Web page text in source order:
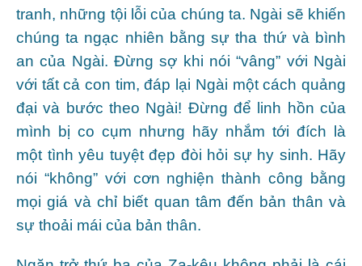
tranh, những tội lỗi của chúng ta. Ngài sẽ khiến
chúng ta ngạc nhiên bằng sự tha thứ và bình
an của Ngài. Đừng sợ khi nói “vâng” với Ngài
với tất cả con tim, đáp lại Ngài một cách quảng
đại và bước theo Ngài! Đừng để linh hồn của
mình bị co cụm nhưng hãy nhắm tới đích là
một tình yêu tuyệt đẹp đòi hỏi sự hy sinh. Hãy
nói “không” với cơn nghiện thành công bằng
mọi giá và chỉ biết quan tâm đến bản thân và
sự thoải mái của bản thân.